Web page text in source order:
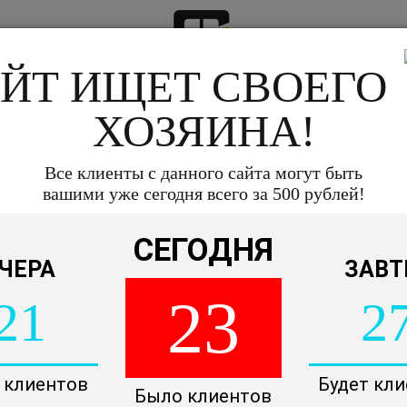
на окна Окна в дом Готовые окна
ОКНО ИЗ
Размер: 1310 х 1520 мм
Любой цвет Любой
ИЩЕТ СВОЕГО
ХОЗЯИНА!
Все клиенты с данного сайта могут быть
вашими уже сегодня всего за 500 рублей!
СЕГОДНЯ
23
Было клиентов
Будет